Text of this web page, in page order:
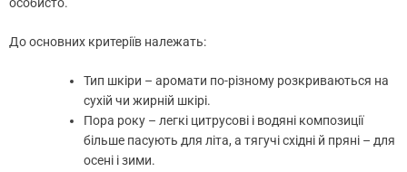
особисто.
До основних критеріїв належать:
Тип шкіри – аромати по-різному розкриваються на
сухій чи жирній шкірі.
Пора року – легкі цитрусові і водяні композиції
більше пасують для літа, а тягучі східні й пряні – для
осені і зими.